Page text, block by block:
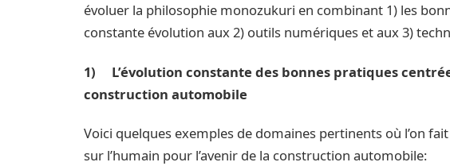
évoluer la philosophie monozukuri en combinant 1) les
constante évolution aux 2) outils numériques et aux 3)
1) L’évolution constante des bonnes pratiques
construction automobile
Voici quelques exemples de domaines pertinents où l’on
sur l’humain pour l’avenir de la construction automobile: